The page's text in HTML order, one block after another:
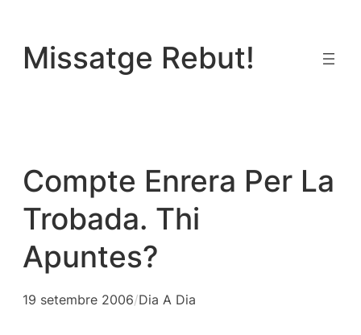
contingut
Missatge Rebut!
Compte Enrera Per La
Trobada. Thi
Apuntes?
19 setembre 2006/Dia A Dia